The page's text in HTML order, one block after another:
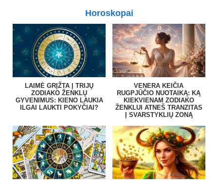
Horoskopai
LAIMĖ GRĮŽTA Į TRIJŲ
ZODIAKO ŽENKLŲ
GYVENIMUS: KIENO LAUKIA
ILGAI LAUKTI POKYČIAI?
VENERA KEIČIA
RUGPJŪČIO NUOTAIKĄ: KĄ
KIEKVIENAM ZODIAKO
ŽENKLUI ATNEŠ TRANZITAS
Į SVARSTYKLIŲ ZONĄ